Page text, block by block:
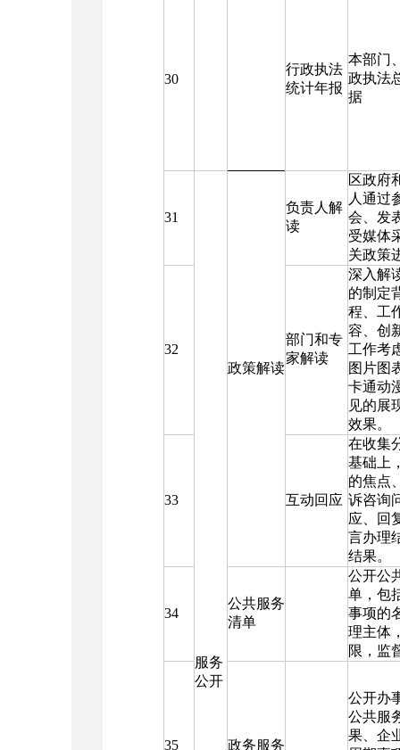
30
行政执法
统计年报
本部门
政执法
据
31
服务
公开
政策解读
负责人解
读
区政府
人通过
会、发
受媒体
关政策
32
部门和专
家解读
深入解
的制定
程、工
容、创
工作考
图片图
卡通动
见的展
效果。
33 互动回应
在收集
基础上
的焦点
诉咨询
应、回
言办理
结果。
34
公共服务
清单
公开公
单，包
事项的
理主体
限，监
35 政务服务
公开办
公共服
果、企